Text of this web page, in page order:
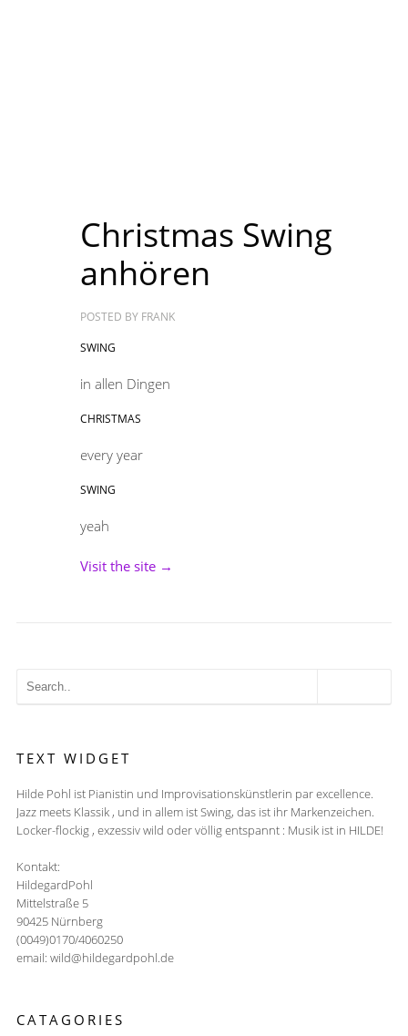
Christmas Swing
anhören
POSTED BY FRANK
SWING
in allen Dingen
CHRISTMAS
every year
SWING
yeah
Visit the site →
TEXT WIDGET
Hilde Pohl ist Pianistin und Improvisationskünstlerin par excellence.
Jazz meets Klassik , und in allem ist Swing, das ist ihr Markenzeichen.
Locker-flockig , exzessiv wild oder völlig entspannt : Musik ist in HILDE!
Kontakt:
HildegardPohl
Mittelstraße 5
90425 Nürnberg
(0049)0170/4060250
email: wild@hildegardpohl.de
CATAGORIES